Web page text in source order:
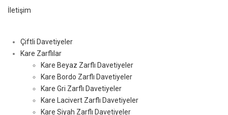
İletişim
Çiftli Davetiyeler
Kare Zarflılar
Kare Beyaz Zarflı Davetiyeler
Kare Bordo Zarflı Davetiyeler
Kare Gri Zarflı Davetiyeler
Kare Lacivert Zarflı Davetiyeler
Kare Siyah Zarflı Davetiyeler